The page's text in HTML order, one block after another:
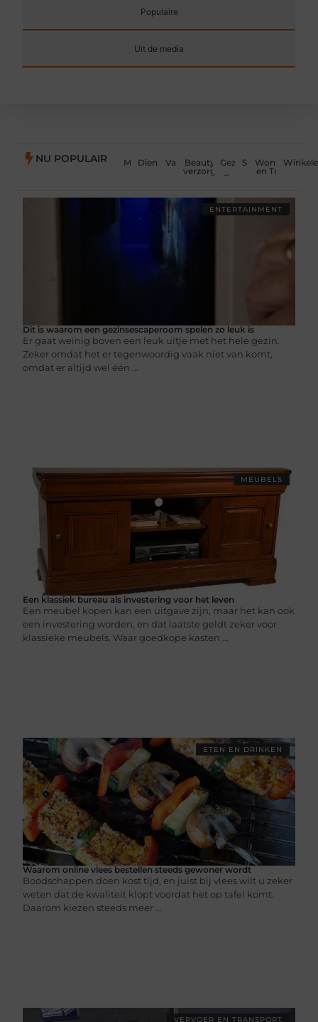
Populaire
Uit de media
NU POPULAIR MediaDienstverlening
VakantieBeauty en
verzorging
Gezondheid
SportWoning
en Tuin
ENTERTAINMENT
Dit is waarom een gezinsescaperoom spelen zo leuk is
Er gaat weinig boven een leuk uitje met het hele gezin.
Zeker omdat het er tegenwoordig vaak niet van komt,
omdat er altijd wel één ...
MEUBELS
Een klassiek bureau als investering voor het leven
Een meubel kopen kan een uitgave zijn, maar het kan ook
een investering worden, en dat laatste geldt zeker voor
klassieke meubels. Waar goedkope kasten ...
ETEN EN DRINKEN
Waarom online vlees bestellen steeds gewoner wordt
Boodschappen doen kost tijd, en juist bij vlees wilt u zeker
weten dat de kwaliteit klopt voordat het op tafel komt.
Daarom kiezen steeds meer ...
VERVOER EN TRANSPORT